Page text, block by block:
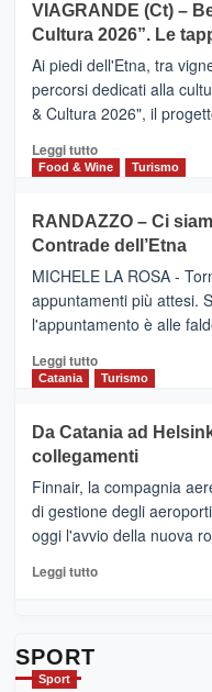
Anche
la
Alcantara
nei
primi
nella
classifica
IL
SAN
DOMENICO
PALACE
TAORMINA,
UN
HOTEL
FOUR
IL
NUOVO
SUMMER
CLUB
VIAGRANDE (Ct) –
Cultura 2026”. Le
Ai piedi dell'Etna, tra
percorsi dedicati alla
& Cultura 2026", il
Leggi tuttoLeggi
di
VIAGRANDE
(Ct)
–
Benanti
presenta
“Vino
&
Cultura
tappe
dell’enoturismo
Food & Wine Turismo
RANDAZZO – Ci
Contrade dell’Etna
MICHELE LA ROSA -
appuntamenti più attesi.
l'appuntamento è alle
Leggi tuttoLeggi
di
RANDAZZO
–
Ci
siamo
quasi….
pronti
per
Catania Turismo
Da Catania ad
collegamenti
Finnair, la compagnia
di gestione degli
oggi l'avvio della nuova
Leggi tuttoLeggi
SPORT
Sport